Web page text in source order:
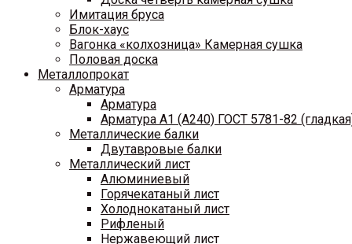
Имитация бруса
Блок-хаус
Вагонка «колхозница» Камерная сушка
Половая доска
Металлопрокат
Арматура
Арматура
Арматура A1 (A240) ГОСТ 5781-82
Металлические балки
Двутавровые балки
Металлический лист
Алюминиевый
Горячекатаный лист
Холоднокатаный лист
Рифленый
Нержавеющий лист